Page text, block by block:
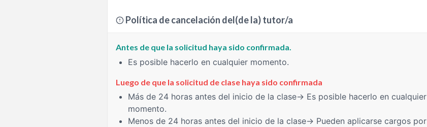
Política de cancelación del(de la) tutor/a
Antes de que la solicitud haya sido confirmada.
Es posible hacerlo en cualquier momento.
Luego de que la solicitud de clase haya sido confirmada
Más de 24 horas antes del inicio de la clase→ Es posible hacerlo en cualquier
momento.
Menos de 24 horas antes del inicio de la clase→ Pueden aplicarse cargos por